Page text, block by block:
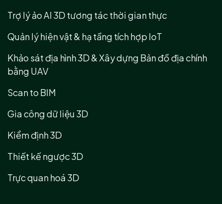
Trợ lý ảo AI 3D tương tác thời gian thực
Quản lý hiện vật & hạ tầng tích hợp IoT
Khảo sát địa hình 3D & Xây dựng Bản đồ địa chính
bằng UAV
Scan to BIM
Gia công dữ liệu 3D
Kiểm định 3D
Thiết kế ngược 3D
Trực quan hoá 3D